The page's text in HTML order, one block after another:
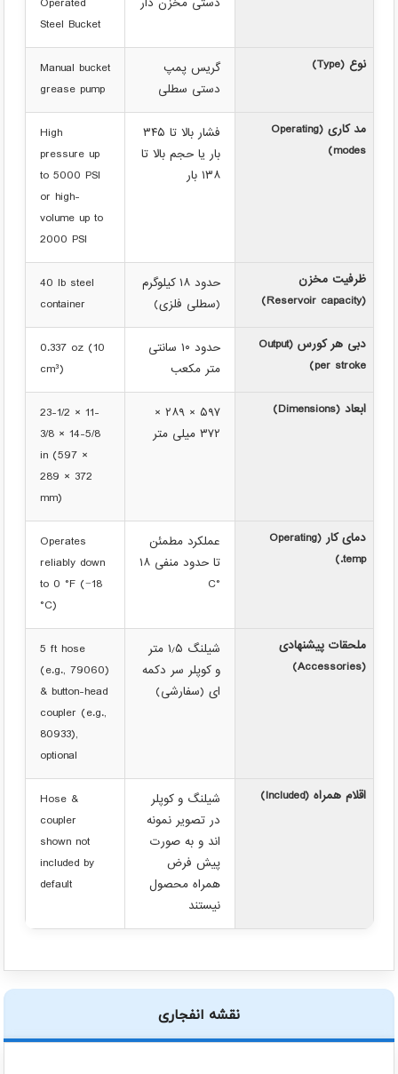
دستی مخزن دار
Operated
Steel Bucket
نوع (Type)
گریس پمپ
دستی سطلی
Manual bucket
grease pump
مد کاری (Operating
modes)
فشار بالا تا ۳۴۵
بار یا حجم بالا تا
۱۳۸ بار
High
pressure up
to 5000 PSI
or high-
volume up to
2000 PSI
ظرفیت مخزن
(Reservoir capacity)
حدود ۱۸ کیلوگرم
(سطلی فلزی)
40 lb steel
container
دبی هر کورس (Output
per stroke)
حدود ۱۰ سانتی
متر مکعب
0.337 oz (10
cm³)
ابعاد (Dimensions)
۵۹۷ × ۲۸۹ ×
۳۷۲ میلی متر
23-1/2 × 11-
3/8 × 14-5/8
in (597 ×
289 × 372
mm)
دمای کار (Operating
temp.)
عملکرد مطمئن
تا حدود منفی ۱۸
°C
Operates
reliably down
to 0 °F (−18
°C)
ملحقات پیشنهادی
(Accessories)
شیلنگ ۱٫۵ متر
و کوپلر سر دکمه
ای (سفارشی)
5 ft hose
(e.g., 79060)
& button-head
coupler (e.g.,
80933),
optional
اقلام همراه (Included)
شیلنگ و کوپلر
در تصویر نمونه
اند و به صورت
پیش فرض
همراه محصول
نیستند
Hose &
coupler
shown not
included by
default
نقشه انفجاری